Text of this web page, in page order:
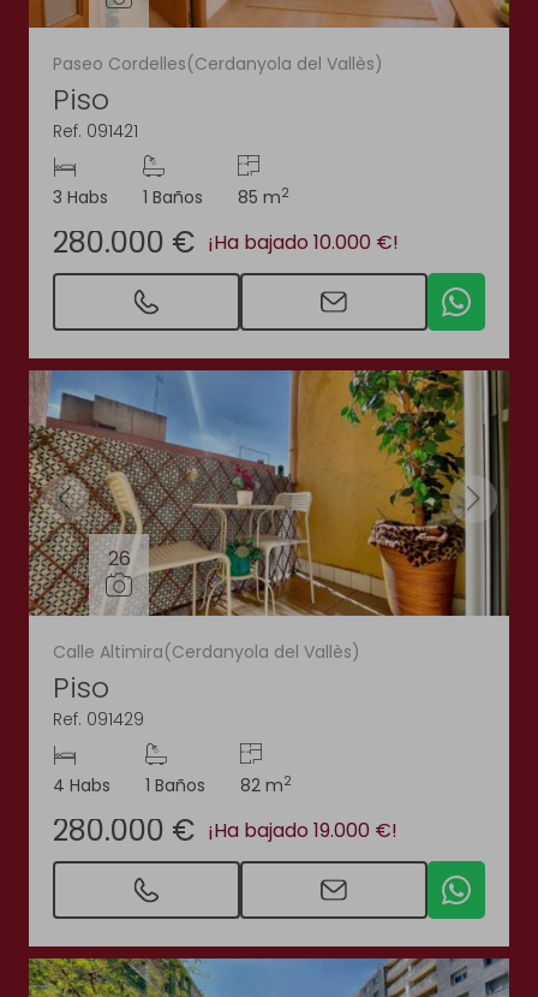
Paseo Cordelles(Cerdanyola del Vallès)
Piso
Ref. 091421
3 Habs 1 Baños 85 m2
280.000 € ¡Ha bajado 10.000 €!
26
Calle Altimira(Cerdanyola del Vallès)
Piso
Ref. 091429
4 Habs 1 Baños 82 m2
280.000 € ¡Ha bajado 19.000 €!